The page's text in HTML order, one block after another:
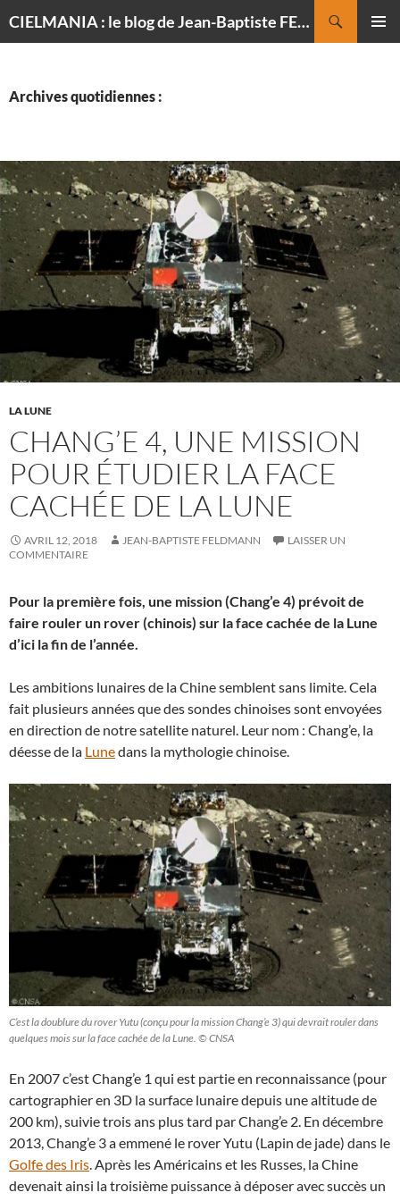
CIELMANIA : le blog de Jean-Baptiste FELDMANN, photographe du ciel
Archives quotidiennes :
LA LUNE
CHANG’E 4, UNE MISSION
POUR ÉTUDIER LA FACE
CACHÉE DE LA LUNE
AVRIL 12, 2018 JEAN-BAPTISTE FELDMANN
LAISSER UN
COMMENTAIRE
Pour la première fois, une mission (Chang’e 4) prévoit de
faire rouler un rover (chinois) sur la face cachée de la Lune
d’ici la fin de l’année.
Les ambitions lunaires de la Chine semblent sans limite. Cela
fait plusieurs années que des sondes chinoises sont envoyées
en direction de notre satellite naturel. Leur nom : Chang’e, la
déesse de la Lunedans la mythologie chinoise.
C’est la doublure du rover Yutu (conçu pour la mission Chang’e 3) qui devrait rouler dans
quelques mois sur la face cachée de la Lune. © CNSA
En 2007 c’est Chang’e 1 qui est partie en reconnaissance (pour
cartographier en 3D la surface lunaire depuis une altitude de
200 km), suivie trois ans plus tard par Chang’e 2. En décembre
2013, Chang’e 3 a emmené le rover Yutu (Lapin de jade) dans le
Golfe des Iris. Après les Américains et les Russes, la Chine
devenait ainsi la troisième puissance à déposer avec succès un